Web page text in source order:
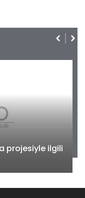
projesiyle ilgili